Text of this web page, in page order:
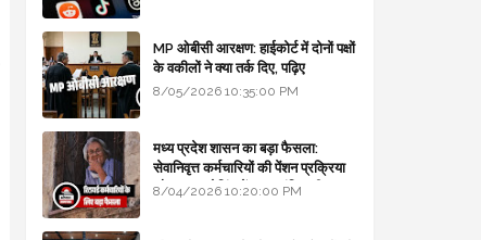
MP ओबीसी आरक्षण: हाईकोर्ट में दोनों पक्षों
के वकीलों ने क्या तर्क दिए, पढ़िए
8/05/2026 10:35:00 PM
मध्य प्रदेश शासन का बड़ा फैसला:
सेवानिवृत्त कर्मचारियों की पेंशन प्रक्रिया
और बजट कोडिंग में हुए क्रांतिकारी
8/04/2026 10:20:00 PM